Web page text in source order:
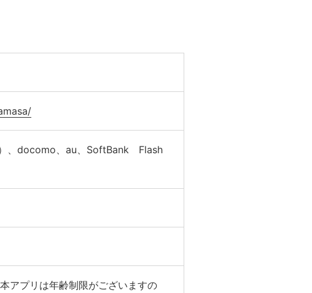
、docomo、au、SoftBank Flash
アプリは年齢制限がございますの